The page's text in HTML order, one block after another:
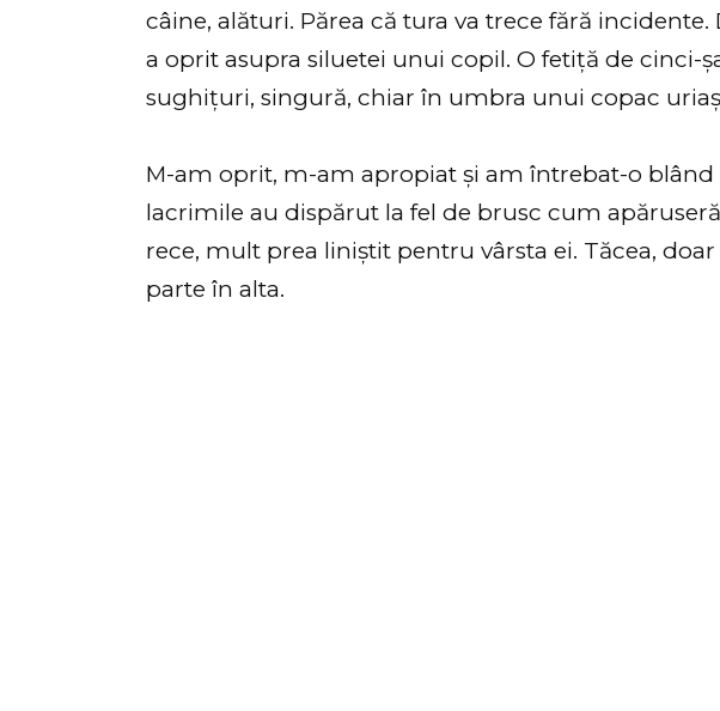
câine, alături. Părea că tura va trece fără
a oprit asupra siluetei unui copil. O fetiță de cinci-
sughițuri, singură, chiar în umbra unui copac
M-am oprit, m-am apropiat și am întrebat-o blând
lacrimile au dispărut la fel de brusc cum
rece, mult prea liniștit pentru vârsta ei. Tăcea,
parte în alta.